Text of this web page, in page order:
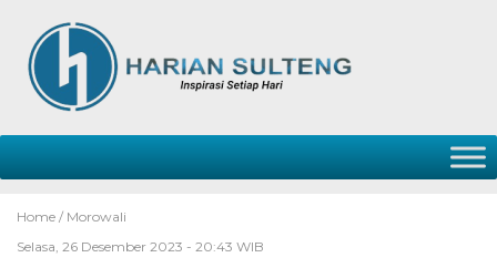
Home / Morowali
Selasa, 26 Desember 2023 - 20:43 WIB